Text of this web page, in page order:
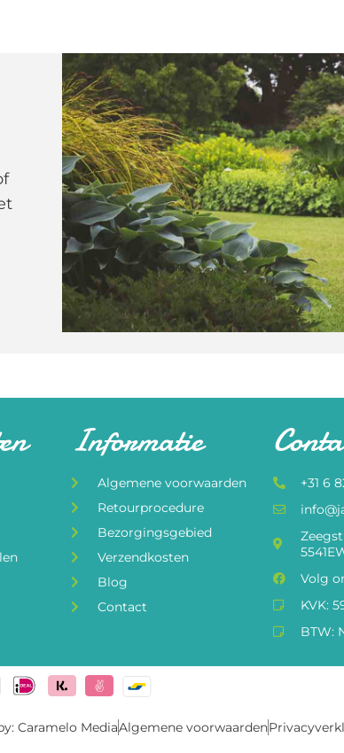
Informatie
Algemene voorwaarden
Retourprocedure
Bezorgingsgebied
Verzendkosten
Blog
Contact
+31 6
Volg
KVK:
BTW:
Caramelo MediaAlgemene voorwaarden